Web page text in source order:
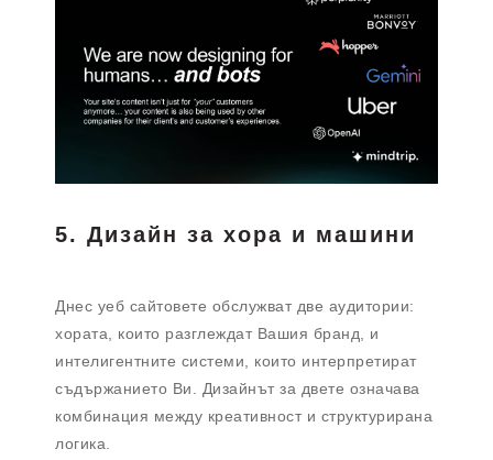
5. Дизайн за хора и машини
Днес уеб сайтовете обслужват две аудитории:
хората, които разглеждат Вашия бранд, и
интелигентните системи, които интерпретират
съдържанието Ви. Дизайнът за двете означава
комбинация между креативност и структурирана
логика.